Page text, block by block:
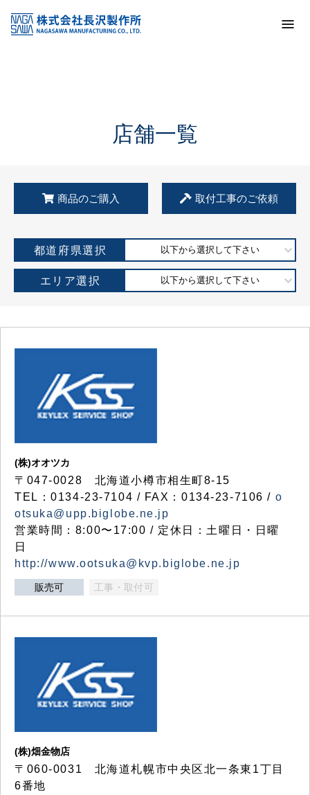
KSS加盟店・取扱店情報
店舗一覧
店舗一覧
商品のご購入 取付工事のご依頼
都道府県選択 以下から選択して下さい
エリア選択 以下から選択して下さい
(株)オオツカ
〒047-0028 北海道小樽市相生町8-15
TEL：0134-23-7104 / FAX：0134-23-7106 / o
otsuka@upp.biglobe.ne.jp
営業時間：8:00〜17:00 / 定休日：土曜日・日曜
日
http://www.ootsuka@kvp.biglobe.ne.jp
販売可 工事・取付可
(株)畑金物店
〒060-0031 北海道札幌市中央区北一条東1丁目
6番地